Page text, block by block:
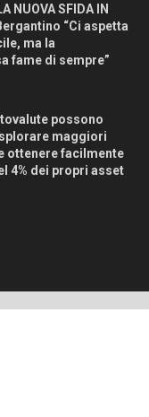
NUOVA SFIDA IN
“Ci aspetta
ma la
fame di sempre”
possono
maggiori
ottenere facilmente
4% dei propri asset